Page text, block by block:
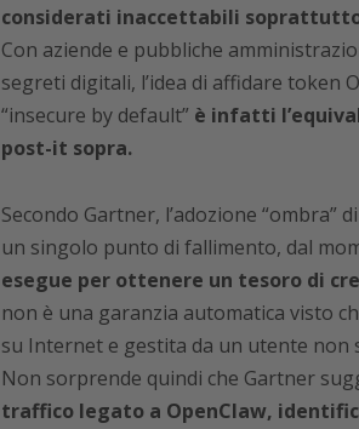
considerati inaccettabili
Con aziende e pubbliche
segreti digitali, l’idea di affidare token
“insecure by default” è infatti
post-it sopra.
Secondo Gartner, l’adozione “ombra”
un singolo punto di fallimento, dal
esegue per ottenere un tesoro di
non è una garanzia automatica visto
su Internet e gestita da un utente non
Non sorprende quindi che Gartner
traffico legato a OpenClaw,